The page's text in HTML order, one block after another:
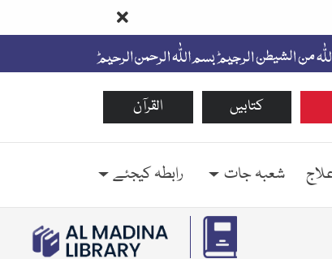
القرآن کتابیں
شعبہ جات رابطہ کیجئے